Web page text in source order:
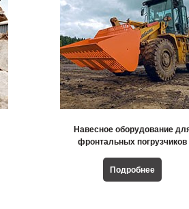
Навесное оборудование
фронтальных погрузчиков
Подробнее